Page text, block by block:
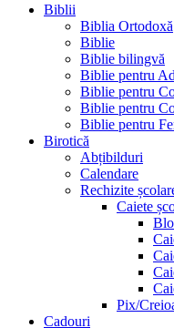
Biblii
Biblia Ortodoxă
Biblie
Biblie bilingvă
Biblie pentru
Biblie pentru
Biblie pentru
Biblie pentru
Birotică
Abțibilduri
Calendare
Rechizite
Caiete
Pix/
Cadouri